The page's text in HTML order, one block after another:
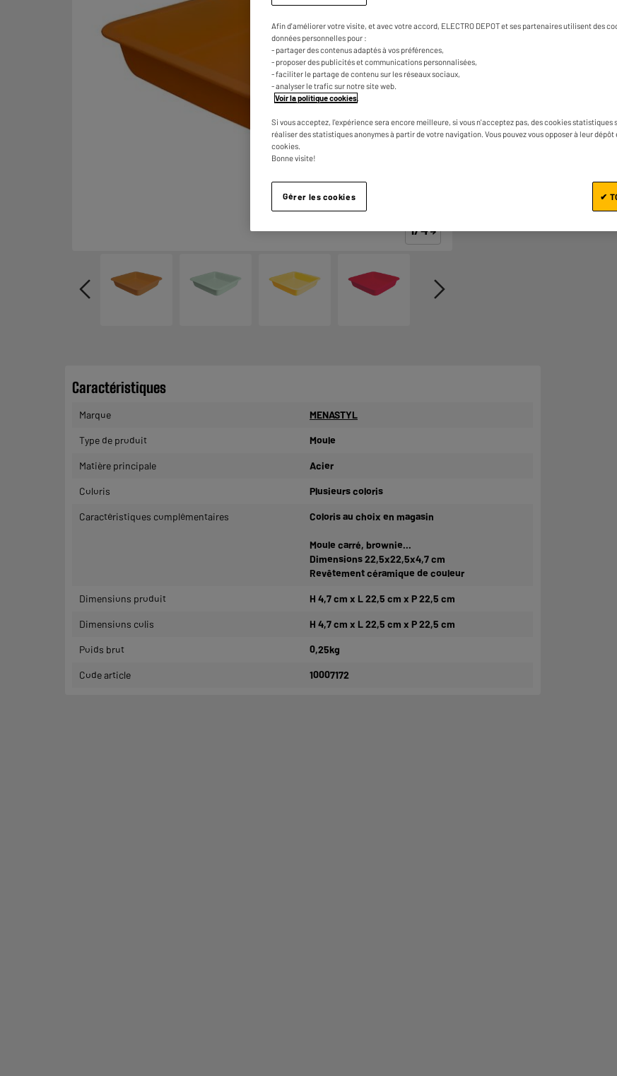
1/4
Caractéristiques
Marque MENASTYL
Type de produit Moule
Matière principale Acier
Coloris Plusieurs coloris
Caractéristiques complémentaires Coloris au choix en magasin
Moule carré, brownie...
Dimensions 22,5x22,5x4,7 cm
Revêtement céramique de couleur
Dimensions produit H 4,7 cm x L 22,5 cm x P 22,5 cm
Dimensions colis H 4,7 cm x L 22,5 cm x P 22,5 cm
Poids brut 0,25kg
Code article 10007172
Afin d'améliorer votre visite, et avec votre accord, ELECTRO DEPOT et ses partenaires utilisent des
données personnelles pour :
- partager des contenus adaptés à vos préférences,
- proposer des publicités et communications personnalisées,
- faciliter le partage de contenu sur les réseaux sociaux,
- analyser le trafic sur notre site web.
Voir la politique cookies
Si vous acceptez, l'expérience sera encore meilleure, si vous n'acceptez pas, des cookies statistiques
réaliser des statistiques anonymes à partir de votre navigation. Vous pouvez vous opposer à leur dépôt
cookies.
Bonne visite!
Gérer les cookies ✔